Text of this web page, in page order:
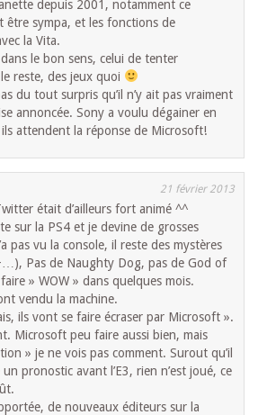
depuis 2001, notamment ce
être sympa, et les fonctions de
la Vita.
le bon sens, celui de tenter
reste, des jeux quoi
du tout surpris qu’il n’y ait pas vraiment
annoncée. Sony a voulu dégainer en
attendent la réponse de Microsoft!
21 février 2013
était d’ailleurs fort animé ^^
sur la PS4 et je devine de grosses
pas vu la console, il reste des mystères
Pas de Naughty Dog, pas de God of
» WOW » dans quelques mois.
vendu la machine.
ils vont se faire écraser par Microsoft ».
Microsoft peu faire aussi bien, mais
» je ne vois pas comment. Surout qu’il
pronostic avant l’E3, rien n’est joué, ce
de nouveaux éditeurs sur la